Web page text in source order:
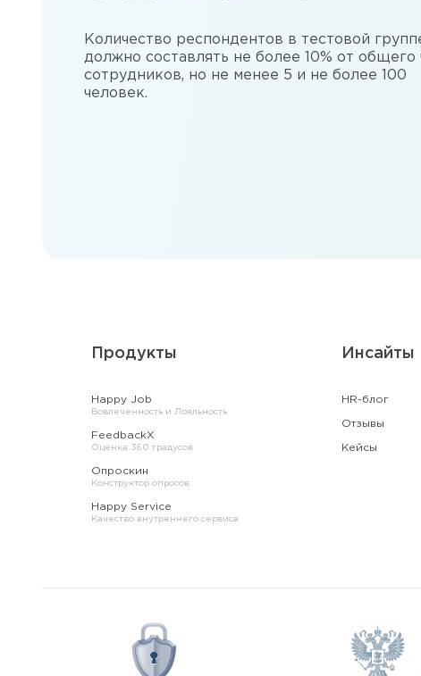
Количество респондентов в тестовой
должно составлять не более 10% от общего
сотрудников, но не менее 5 и не более 100
человек.
Продукты
Happy Job
Вовлеченность и Лояльность
FeedbackX
Оценка 360 градусов
Опроскин
Конструктор опросов
Happy Service
Качество внутреннего сервиса
Инсайты
HR-блог
Отзывы
Кейсы